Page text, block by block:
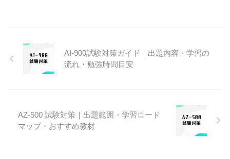
AI‑900試験対策ガイド｜出題内容・学習の
流れ・勉強時間目安
AZ‑500 試験対策｜出題範囲・学習ロード
マップ・おすすめ教材